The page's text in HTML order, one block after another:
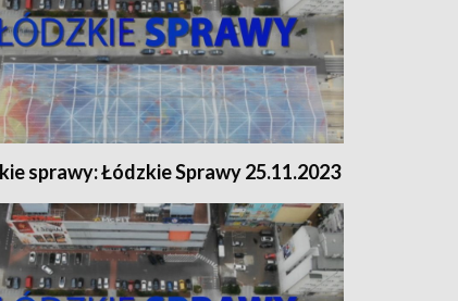
sprawy: Łódzkie Sprawy 25.11.2023